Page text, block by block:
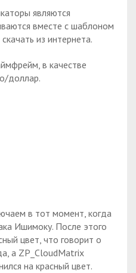
являются
вместе с шаблоном
из интернета.
в качестве
доллар.
в тот момент, когда
Ишимоку. После этого
цвет, что говорит о
а ZP_CloudMatrix
на красный цвет.